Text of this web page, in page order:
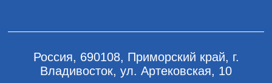
Россия, 690108, Приморский край, г.
Владивосток, ул. Артековская, 10